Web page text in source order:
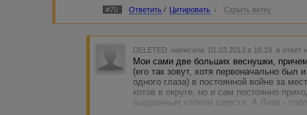
#70 Ответить / Цитировать / Скрыть ветку
DELETED написала 01.03.2013 в 16:19 в ответ
Мои сами две больших веснушки,
(его так зовут, хотя первоначально был
одного глаза) в постоянной войне за
котов в округе, но и сам постоянно
выдранным клоком шерсти. А Лиза -